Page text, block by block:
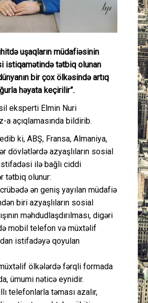
Layihə
Cəmiyyət
Peşə etikası
Əlaqə
uşaqların müdafiəsinin
istiqamətində tətbiq olunan
bir çox ölkəsində artıq
həyata keçirilir”.
eksperti Elmin Nuri
a açıqlamasında bildirib.
ki, ABŞ, Fransa, Almaniya,
dövlətlərdə azyaşlıların sosial
ilə bağlı ciddi
tətbiq olunur:
ən geniş yayılan müdafiə
biri azyaşlıların sosial
məhdudlaşdırılması, digəri
mobil telefon və müxtəlif
istifadəyə qoyulan
ölkələrdə fərqli formada
ümumi nəticə eynidir.
telefonlarla təması azalır,